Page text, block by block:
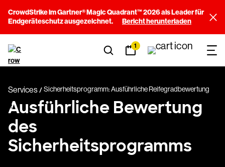
CrowdStrike im Gartner® Magic Quadrant™ 2026 als Leader für
Endgeräteschutz ausgezeichnet.
Bericht herunterladen
1
Services Sicherheitsprogramm: Ausführliche Reifegradbewertung
Ausführliche Bewertung
des
Sicherheitsprogramms